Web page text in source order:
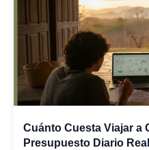
Cuánto Cuesta Viajar a
Presupuesto Diario